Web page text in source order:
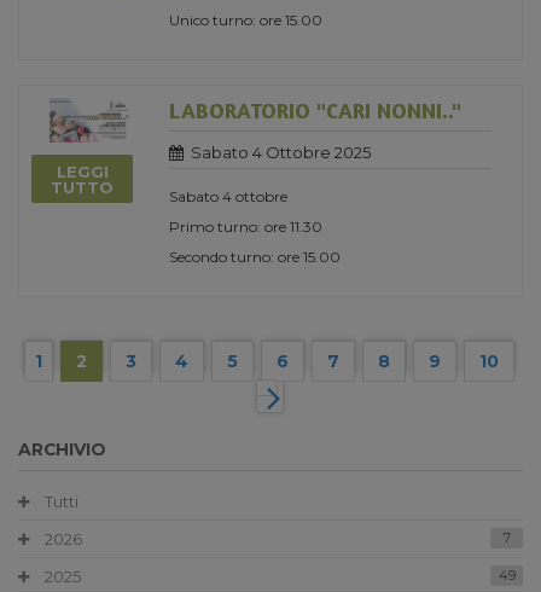
Unico turno: ore 15.00
LEGGI
TUTTO
LABORATORIO "CARI NONNI.."
Sabato 4 Ottobre 2025
Sabato 4 ottobre
Primo turno: ore 11.30
Secondo turno: ore 15.00
1 2 3 4 5 6 7 8 9 10
ARCHIVIO
Tutti
2026
7
2025 49